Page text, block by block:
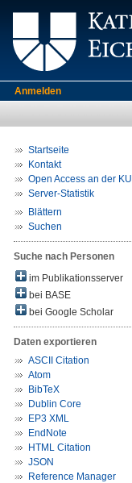
Anmelden
Startseite
Kontakt
Open Access an der KU
Server-Statistik
Blättern
Suchen
Suche nach Personen
im Publikationsserver
bei BASE
bei Google Scholar
Daten exportieren
ASCII Citation
Atom
BibTeX
Dublin Core
EP3 XML
EndNote
HTML Citation
JSON
Reference Manager